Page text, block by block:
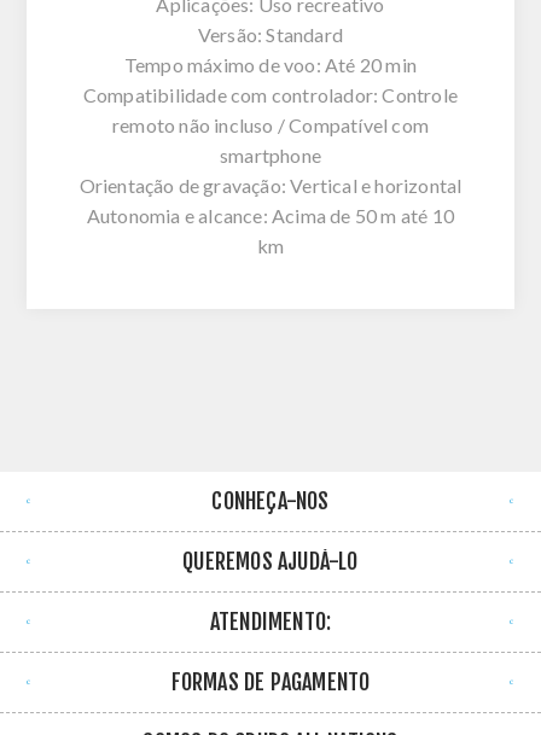
Versão: Standard
Tempo máximo de voo: Até 20 min
Compatibilidade com controlador: Controle
remoto não incluso / Compatível com
smartphone
Orientação de gravação: Vertical e horizontal
Autonomia e alcance: Acima de 50 m até 10
km
CONHEÇA-NOS
QUEREMOS AJUDÁ-LO
ATENDIMENTO:
FORMAS DE PAGAMENTO